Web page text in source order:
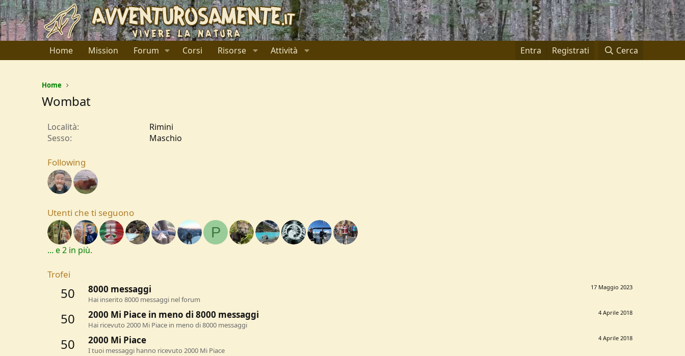
Home Mission Forum Corsi Risorse Attività Entra Registrati Cerca
Home
Wombat
Località
Rimini
Sesso
Maschio
Following
Utenti che ti seguono
P
... e 2 in più.
Trofei
50 17 Maggio 2023
8000 messaggi
Hai inserito 8000 messaggi nel forum
50 4 Aprile 2018
2000 Mi Piace in meno di 8000 messaggi
Hai ricevuto 2000 Mi Piace in meno di 8000 messaggi
50 4 Aprile 2018
2000 Mi Piace
I tuoi messaggi hanno ricevuto 2000 Mi Piace